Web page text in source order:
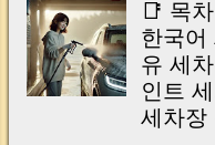
이는 가장 긴장되는
중개 현장에서 겪었
시, 이체 한도에 막
서 계약이 무산될
다. 또 어떤 분은 이
📑 목
한국어
유 세
인트
세차장